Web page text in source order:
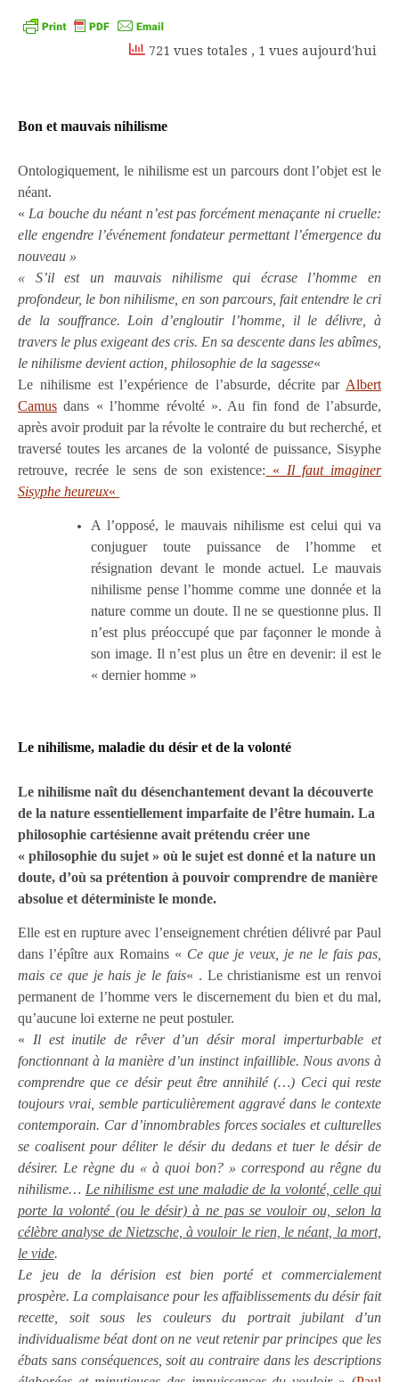
721 vues totales , 1 vues aujourd'hui
Bon et mauvais nihilisme
Ontologiquement, le nihilisme est un parcours dont l’objet est le
néant.
« La bouche du néant n’est pas forcément menaçante ni cruelle:
elle engendre l’événement fondateur permettant l’émergence du
nouveau »
« S’il est un mauvais nihilisme qui écrase l’homme en
profondeur, le bon nihilisme, en son parcours, fait entendre le cri
de la souffrance. Loin d’engloutir l’homme, il le délivre, à
travers le plus exigeant des cris. En sa descente dans les abîmes,
le nihilisme devient action, philosophie de la sagesse«
Le nihilisme est l’expérience de l’absurde, décrite par Albert
Camus dans « l’homme révolté ». Au fin fond de l’absurde,
après avoir produit par la révolte le contraire du but recherché, et
traversé toutes les arcanes de la volonté de puissance, Sisyphe
retrouve, recrée le sens de son existence: « Il faut imaginer
Sisyphe heureux«
A l’opposé, le mauvais nihilisme est celui qui va
conjuguer toute puissance de l’homme et
résignation devant le monde actuel. Le mauvais
nihilisme pense l’homme comme une donnée et la
nature comme un doute. Il ne se questionne plus. Il
n’est plus préoccupé que par façonner le monde à
son image. Il n’est plus un être en devenir: il est le
« dernier homme »
Le nihilisme, maladie du désir et de la volonté
Le nihilisme naît du désenchantement devant la découverte
de la nature essentiellement imparfaite de l’être humain. La
philosophie cartésienne avait prétendu créer une
« philosophie du sujet » où le sujet est donné et la nature un
doute, d’où sa prétention à pouvoir comprendre de manière
absolue et déterministe le monde.
Elle est en rupture avec l’enseignement chrétien délivré par Paul
dans l’épître aux Romains « Ce que je veux, je ne le fais pas,
mais ce que je hais je le fais« . Le christianisme est un renvoi
permanent de l’homme vers le discernement du bien et du mal,
qu’aucune loi externe ne peut postuler.
« Il est inutile de rêver d’un désir moral imperturbable et
fonctionnant à la manière d’un instinct infaillible. Nous avons à
comprendre que ce désir peut être annihilé (…) Ceci qui reste
toujours vrai, semble particulièrement aggravé dans le contexte
contemporain. Car d’innombrables forces sociales et culturelles
se coalisent pour déliter le désir du dedans et tuer le désir de
désirer. Le règne du « à quoi bon? » correspond au rêgne du
nihilisme… Le nihilisme est une maladie de la volonté, celle qui
porte la volonté (ou le désir) à ne pas se vouloir ou, selon la
célèbre analyse de Nietzsche, à vouloir le rien, le néant, la mort,
le vide.
Le jeu de la dérision est bien porté et commercialement
prospère. La complaisance pour les affaiblissements du désir fait
recette, soit sous les couleurs du portrait jubilant d’un
individualisme béat dont on ne veut retenir par principes que les
ébats sans conséquences, soit au contraire dans les descriptions